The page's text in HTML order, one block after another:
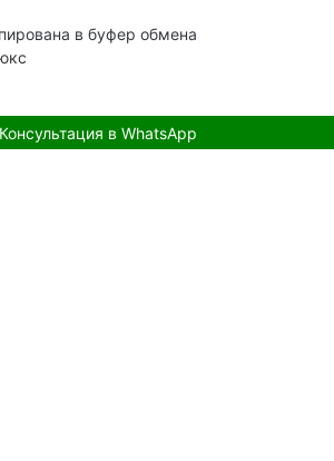
в буфер обмена
Консультация в WhatsApp